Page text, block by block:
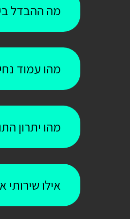
מה ההבדל
מהו עמוד
מהו יתרון
אילו שירותי